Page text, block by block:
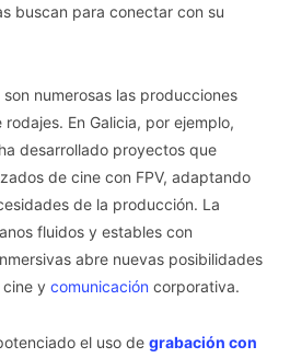
buscan para conectar con su
numerosas las producciones
En Galicia, por ejemplo,
ha desarrollado proyectos que
de cine con FPV, adaptando
de la producción. La
fluidos y estables con
abre nuevas posibilidades
y comunicación corporativa.
el uso de grabación con